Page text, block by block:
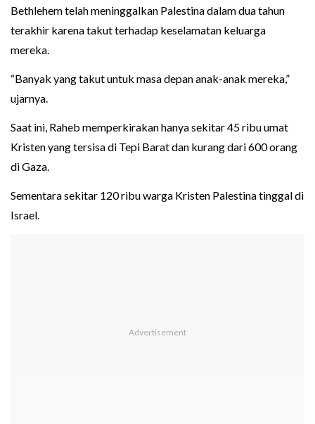
Bethlehem telah meninggalkan Palestina dalam dua tahun
terakhir karena takut terhadap keselamatan keluarga
mereka.
“Banyak yang takut untuk masa depan anak-anak mereka,”
ujarnya.
Saat ini, Raheb memperkirakan hanya sekitar 45 ribu umat
Kristen yang tersisa di Tepi Barat dan kurang dari 600 orang
di Gaza.
Sementara sekitar 120 ribu warga Kristen Palestina tinggal di
Israel.